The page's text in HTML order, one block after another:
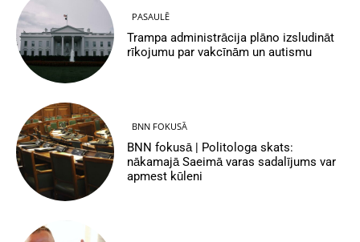
PASAULĒ
Trampa administrācija plāno izsludināt
rīkojumu par vakcīnām un autismu
BNN FOKUSĀ
BNN fokusā | Politologa skats:
nākamajā Saeimā varas sadalījums var
apmest kūleni